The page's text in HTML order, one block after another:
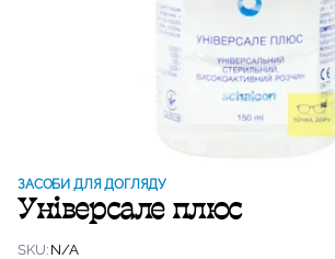
ЗАСОБИ ДЛЯ ДОГЛЯДУ
Універсале плюс
SKU: N/A